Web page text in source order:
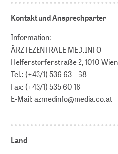
Kontakt und Ansprechparter
Information:
ÄRZTEZENTRALE MED.INFO
Helferstorferstraße 2, 1010 Wien
Tel.: (+43/1) 536 63 – 68
Fax: (+43/1) 535 60 16
E-Mail: azmedinfo@media.co.at
Land